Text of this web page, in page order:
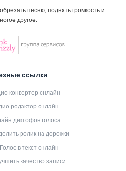
песню, поднять громкость и
другое.
ссылки
конвертер онлайн
редактор онлайн
диктофон голоса
ролик на дорожки
Голос в текст онлайн
качество записи